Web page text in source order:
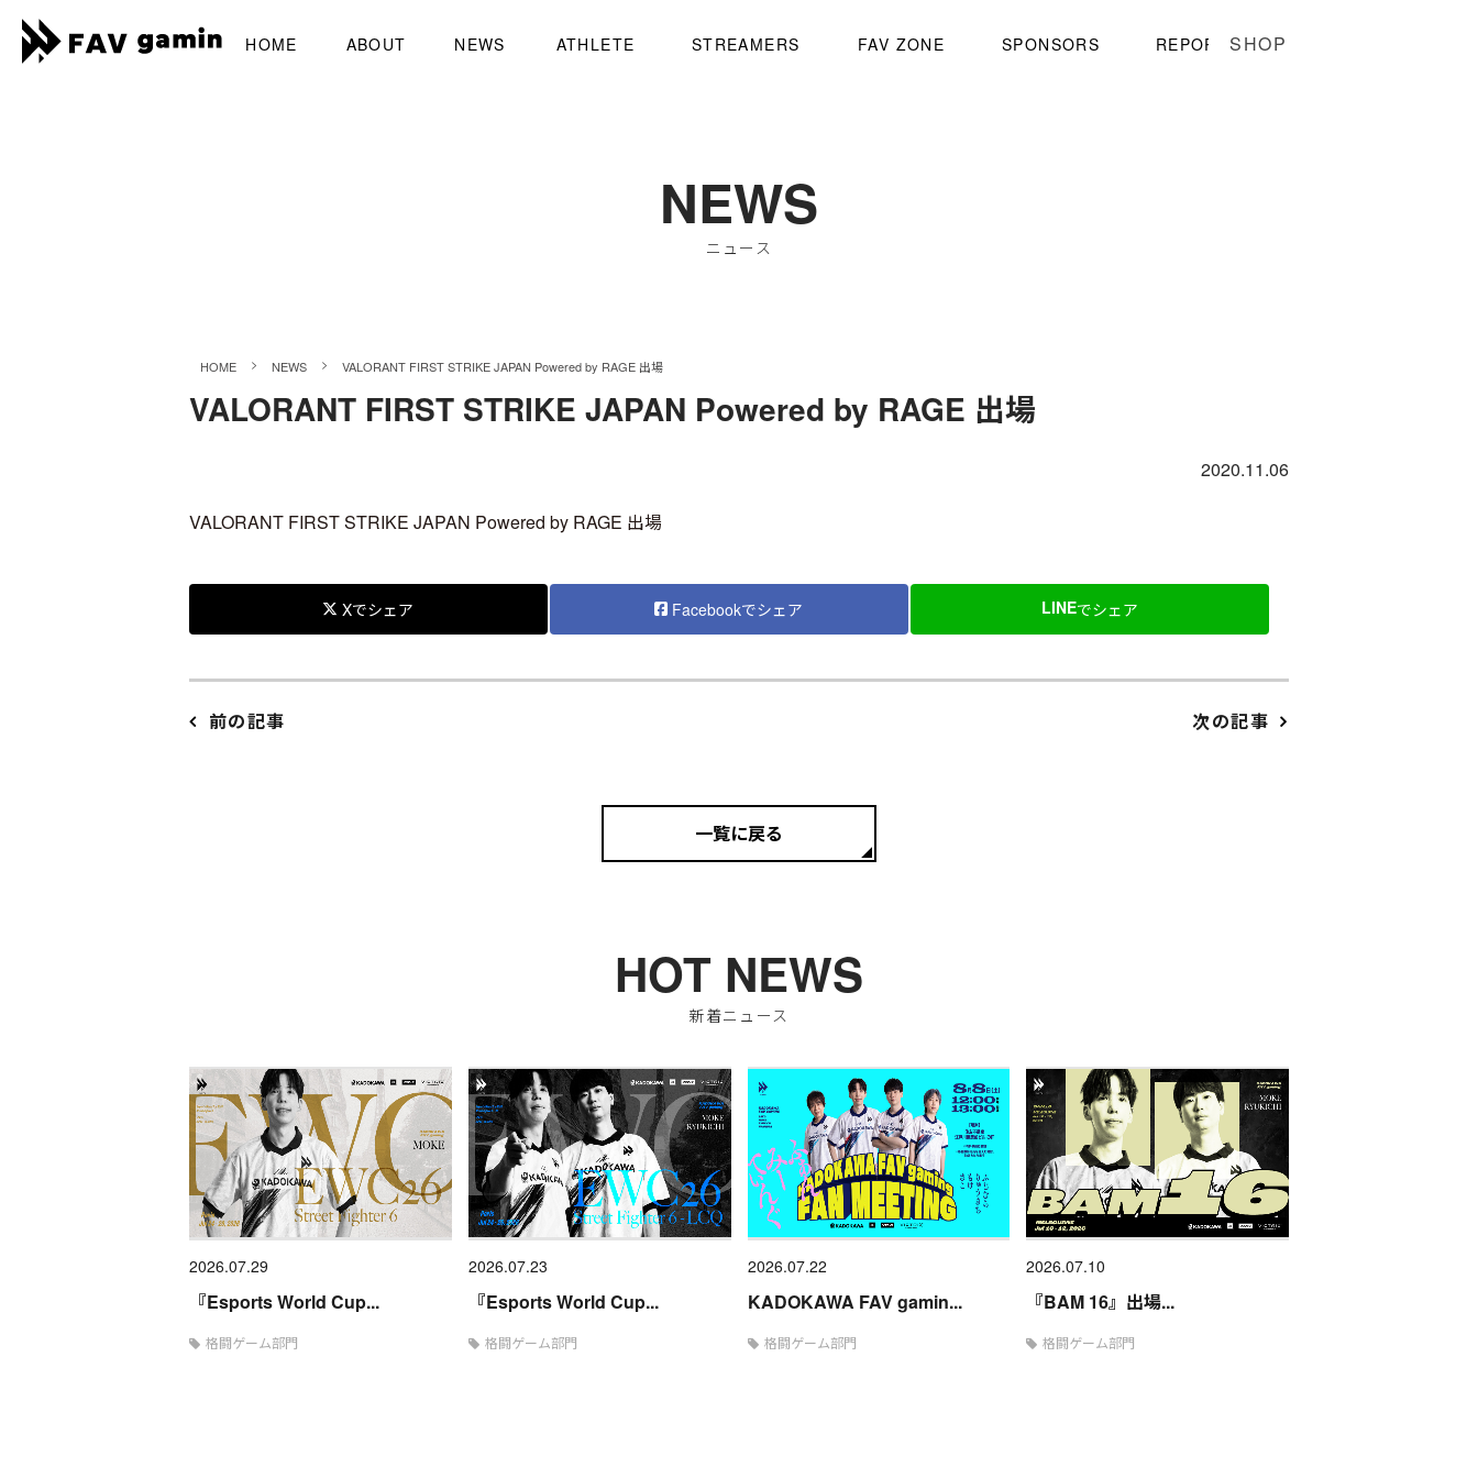
HOME ABOUT NEWS ATHLETE STREAMERS FAV ZONE SPONSORS REPORT SHOP
NEWS
ニュース
HOME > NEWS > VALORANT FIRST STRIKE JAPAN Powered by RAGE 出場
VALORANT FIRST STRIKE JAPAN Powered by RAGE 出場
2020.11.06
VALORANT FIRST STRIKE JAPAN Powered by RAGE 出場
Xでシェア Facebookでシェア LINEでシェア
前の記事 次の記事
一覧に戻る
HOT NEWS
新着ニュース
2026.07.29
『Esports World Cup...
格闘ゲーム部門
2026.07.23
『Esports World Cup...
格闘ゲーム部門
2026.07.22
KADOKAWA FAV gamin...
格闘ゲーム部門
2026.07.10
『BAM 16』出場...
格闘ゲーム部門